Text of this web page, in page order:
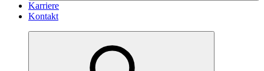
Karriere
Kontakt